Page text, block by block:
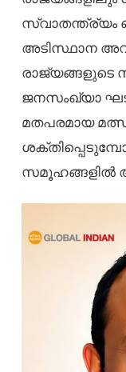
അടിസ്ഥാന
രാജ്യങ്ങളുടെ
ജനസംഖ്യാ
മതപരമായ
സമൂഹങ്ങളിൽ